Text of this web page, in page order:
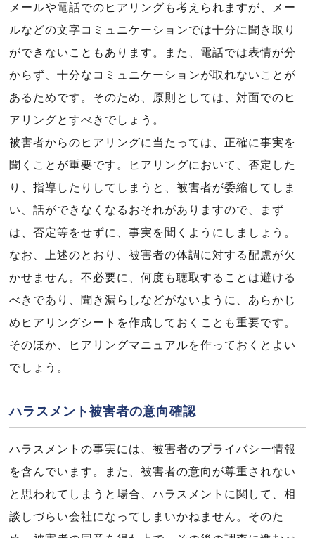
メールや電話でのヒアリングも考えられますが、メー
ルなどの文字コミュニケーションでは十分に聞き取り
ができないこともあります。また、電話では表情が分
からず、十分なコミュニケーションが取れないことが
あるためです。そのため、原則としては、対面でのヒ
アリングとすべきでしょう。
被害者からのヒアリングに当たっては、正確に事実を
聞くことが重要です。ヒアリングにおいて、否定した
り、指導したりしてしまうと、被害者が委縮してしま
い、話ができなくなるおそれがありますので、まず
は、否定等をせずに、事実を聞くようにしましょう。
なお、上述のとおり、被害者の体調に対する配慮が欠
かせません。不必要に、何度も聴取することは避ける
べきであり、聞き漏らしなどがないように、あらかじ
めヒアリングシートを作成しておくことも重要です。
そのほか、ヒアリングマニュアルを作っておくとよい
でしょう。
ハラスメント被害者の意向確認
ハラスメントの事実には、被害者のプライバシー情報
を含んでいます。また、被害者の意向が尊重されない
と思われてしまうと場合、ハラスメントに関して、相
談しづらい会社になってしまいかねません。そのた